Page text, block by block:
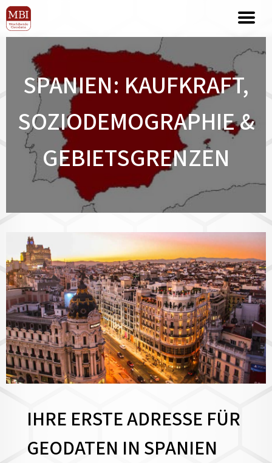
SPANIEN: KAUFKRAFT,
SOZIODEMOGRAPHIE &
GEBIETSGRENZEN
IHRE ERSTE ADRESSE FÜR
GEODATEN IN SPANIEN